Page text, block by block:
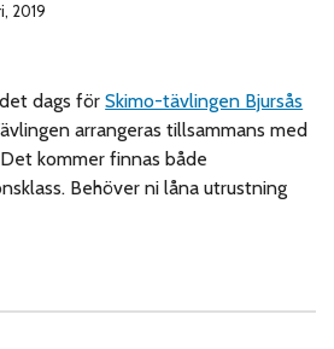
2019
det dags förSkimo-tävlingen Bjursås
arrangeras tillsammans med
kommer finnas både
Behöver ni låna utrustning